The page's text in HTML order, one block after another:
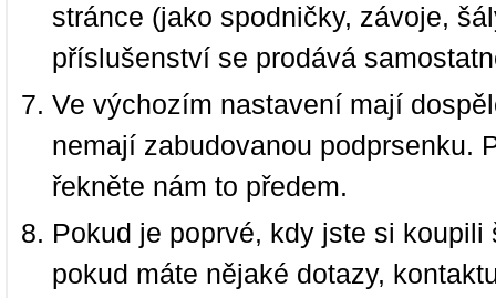
stránce (jako spodničky, závoje,
příslušenství se prodává
Ve výchozím nastavení mají
nemají zabudovanou podprsenku.
řekněte nám to předem.
Pokud je poprvé, kdy jste si
pokud máte nějaké dotazy,